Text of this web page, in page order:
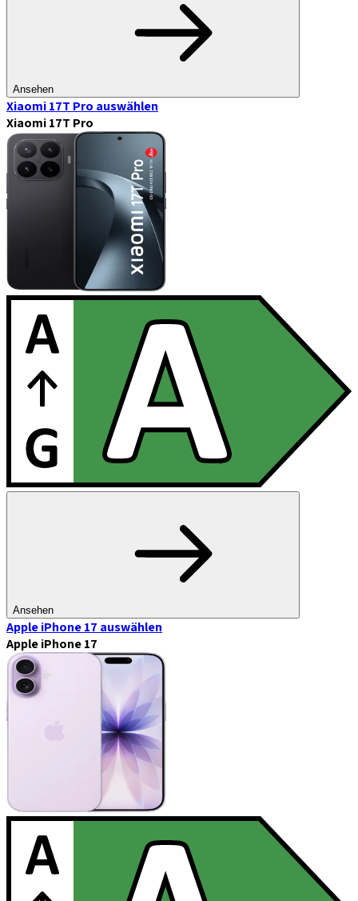
Ansehen
Xiaomi 17T Pro auswählen
Xiaomi 17T Pro
Ansehen
Apple iPhone 17 auswählen
Apple iPhone 17